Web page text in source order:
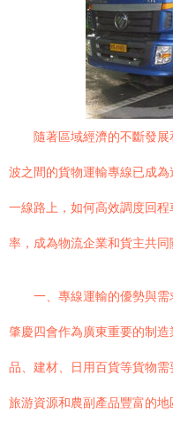
隨著區域經濟的不斷發
波之間的貨物運輸專線已成
一線路上，如何高效調度回
率，成為物流企業和貨主共同
一、專線運輸的優勢與需
肇慶四會作為廣東重要的制
品、建材、日用百貨等貨物
旅游資源和農副產品豐富的